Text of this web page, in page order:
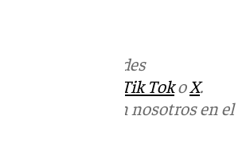
en las redes
Tik TokoX.
en contacto con nosotros en el